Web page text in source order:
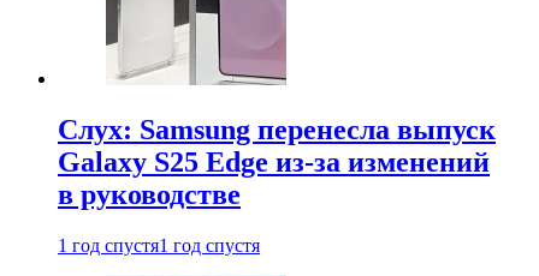
Слух: Samsung перенесла выпуск
Galaxy S25 Edge из-за изменений
в руководстве
1 год спустя1 год спустя